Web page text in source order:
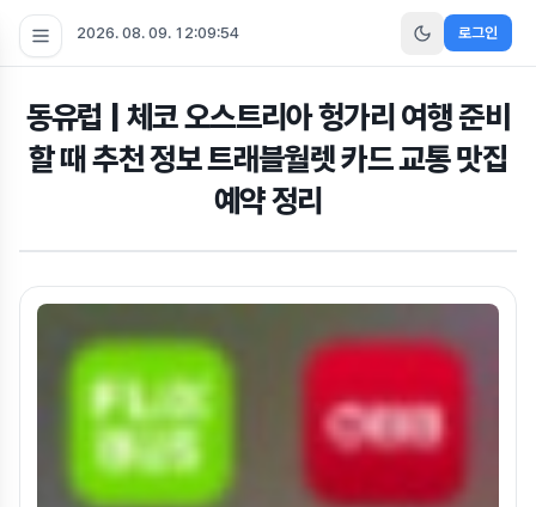
2026. 08. 09. 12:09:54 로그인
동유럽 | 체코 오스트리아 헝가리 여행 준비
할 때 추천 정보 트래블월렛 카드 교통 맛집
예약 정리